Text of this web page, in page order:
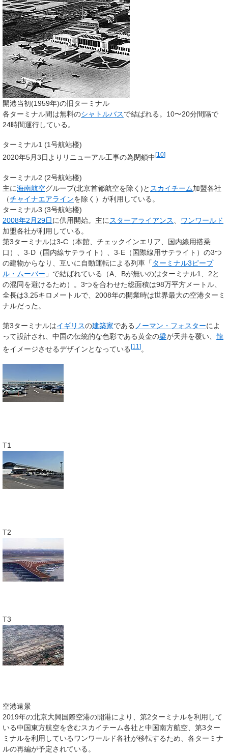
開港当初(1959年)の旧ターミナル
各ターミナル間は無料のシャトルバスで結ばれる。10〜20分間隔で
24時間運行している。
ターミナル1 (1号航站楼)
2020年5月3日よりリニューアル工事の為閉鎖中 [10]
ターミナル2 (2号航站楼)
主に海南航空グループ(北京首都航空を除く)と スカイチーム加盟各社
（チャイナエアラインを除く）が利用している。
ターミナル3 (3号航站楼)
2008年2月29日に供用開始。主に スターアライアンス
ワンワールド
加盟各社が利用している。
第3ターミナルは3-C（本館、チェックインエリア、国内線用搭乗
口）、3-D（国内線サテライト）、3-E（国際線用サテライト）の3つ
の建物からなり、互いに自動運転による列車「ターミナル3ピープ
ル・ムーバー 」で結ばれている（A、Bが無いのはターミナル1、2と
の混同を避けるため）。3つを合わせた総面積は98万平方メートル、
全長は3.25キロメートルで、2008年の開業時は世界最大の空港ターミ
ナルだった。
第3ターミナルはイギリスの建築家である ノーマン・フォスターによ
って設計され、中国の伝統的な色彩である黄金の梁が天井を覆い、 龍
をイメージさせるデザインとなっている [11 ] 。
T1
T2
T3
空港遠景
2019年の北京大興国際空港の開港により、第2ターミナルを利用して
いる中国東方航空を含むスカイチーム各社と中国南方航空、第3ター
ミナルを利用しているワンワールド各社が移転するため、各ターミナ
ルの再編が予定されている。